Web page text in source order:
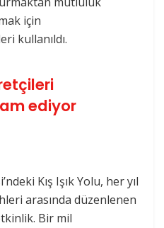
için
kullanıldı.
ediyor
Kış Işık Yolu, her yıl
arasında düzenlenen
Bir mil